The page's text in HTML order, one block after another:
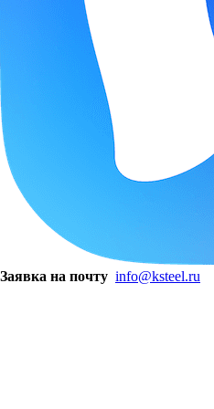
Заявка на почту info@ksteel.ru